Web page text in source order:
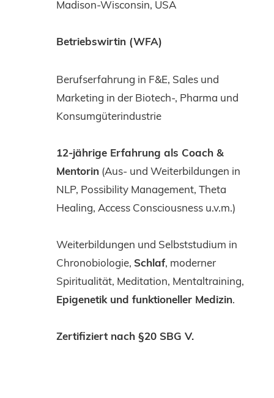
Madison-Wisconsin, USA
Betriebswirtin (WFA)
Berufserfahrung in F&E, Sales und
Marketing in der Biotech-, Pharma und
Konsumgüterindustrie
12-jährige Erfahrung als Coach &
Mentorin(Aus- und Weiterbildungen in
NLP, Possibility Management, Theta
Healing, Access Consciousness u.v.m.)
Weiterbildungen und Selbststudium in
Chronobiologie, Schlaf, moderner
Spiritualität, Meditation, Mentaltraining,
Epigenetik und funktioneller Medizin.
Zertifiziert nach §20 SBG V.